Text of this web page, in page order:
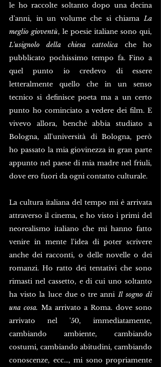
le ho raccolte soltanto dopo una decina
d'anni, in un volume che si chiama La
meglio gioventù
L'usignolo della chiesa cattolica che ho
pubblicato pochissimo tempo fa. Fino a
quel punto io credevo di essere
letteralmente quello che in un senso
tecnico si definisce poeta ma a un certo
punto ho cominciato a vedere dei film. E
vivevo allora, benchè abbia studiato a
Bologna, all'università di Bologna, però
ho passato la mia giovinezza in gran parte
appunto nel paese di mia madre nel friuli,
dove ero fuori da ogni contatto culturale.
La cultura italiana del tempo mi è arrivata
attraverso il cinema, e ho visto i primi del
neorealismo italiano che mi hanno fatto
venire in mente l'idea di poter scrivere
anche dei racconti, o delle novelle o dei
romanzi. Ho ratto dei tentativi che sono
rimasti nel cassetto, e di cui uno soltanto
ha visto la luce due o tre anni Il sogno di
una cosa. Ma arrivato a Roma. dove sono
arrivato nel '50, immediatamente,
cambiando ambiente, cambiando
costumi, cambiando abitudini, cambiando
conoscenze, ecc..., mi sono propriamente